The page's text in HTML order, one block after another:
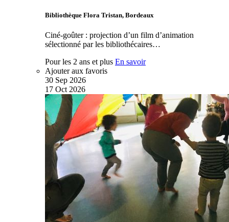
Bibliothèque Flora Tristan, Bordeaux
Ciné-goûter : projection d’un film d’animation
sélectionné par les bibliothécaires…
Pour les 2 ans et plus En savoir
Ajouter aux favoris
30 Sep 2026
17 Oct 2026